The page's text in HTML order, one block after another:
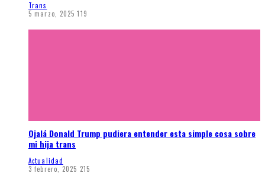
Trans
5 marzo, 2025 119
Ojalá Donald Trump pudiera entender esta simple cosa sobre
mi hija trans
Actualidad
3 febrero, 2025 215